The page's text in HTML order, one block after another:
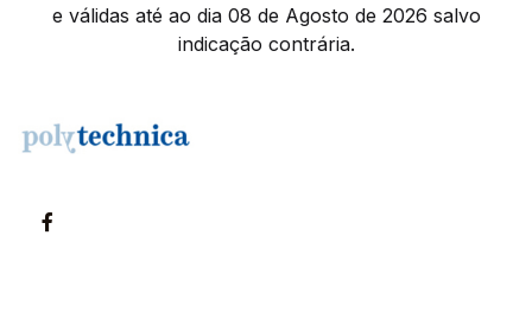
e válidas até ao dia 08 de Agosto de 2026 salvo
indicação contrária.